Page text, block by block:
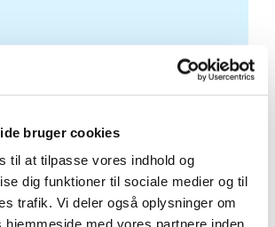
bruger cookies
til at tilpasse vores indhold og
dig funktioner til sociale medier og til
trafik. Vi deler også oplysninger om
hjemmeside med vores partnere inden